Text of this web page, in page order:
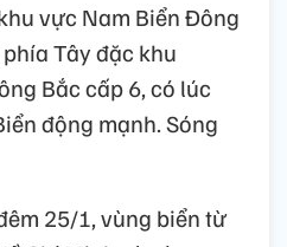
vực Nam Biển Đông
Tây đặc khu
Bắc cấp 6, có lúc
động mạnh. Sóng
25/1, vùng biển từ